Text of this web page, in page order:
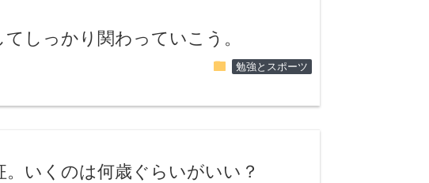
しっかり関わっていこう。
folder 勉強とスポーツ
。いくのは何歳ぐらいがいい？